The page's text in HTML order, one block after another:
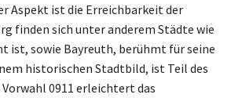
Aspekt ist die Erreichbarkeit der
finden sich unter anderem Städte wie
ist, sowie Bayreuth, berühmt für seine
historischen Stadtbild, ist Teil des
0911 erleichtert das